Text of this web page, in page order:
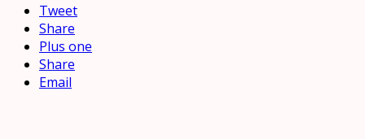
Tweet
Share
Plus one
Share
Email